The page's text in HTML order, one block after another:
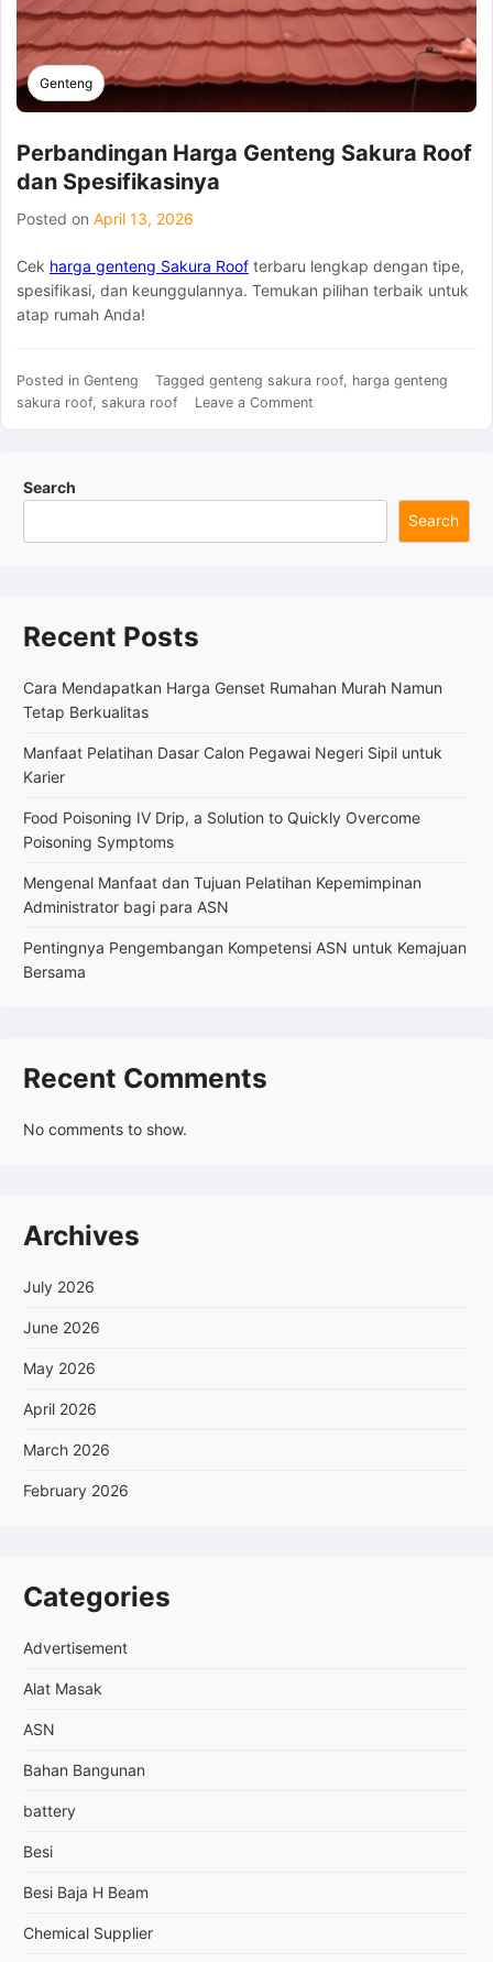
Genteng
Perbandingan Harga Genteng Sakura Roof
dan Spesifikasinya
Posted on April 13, 2026
Cek harga genteng Sakura Roof terbaru lengkap dengan tipe,
spesifikasi, dan keunggulannya. Temukan pilihan terbaik untuk
atap rumah Anda!
Posted in Genteng Tagged genteng sakura roof, harga genteng
sakura roof, sakura roof Leave a Comment
Search
Search
Recent Posts
Cara Mendapatkan Harga Genset Rumahan Murah Namun
Tetap Berkualitas
Manfaat Pelatihan Dasar Calon Pegawai Negeri Sipil untuk
Karier
Food Poisoning IV Drip, a Solution to Quickly Overcome
Poisoning Symptoms
Mengenal Manfaat dan Tujuan Pelatihan Kepemimpinan
Administrator bagi para ASN
Pentingnya Pengembangan Kompetensi ASN untuk Kemajuan
Bersama
Recent Comments
No comments to show.
Archives
July 2026
June 2026
May 2026
April 2026
March 2026
February 2026
Categories
Advertisement
Alat Masak
ASN
Bahan Bangunan
battery
Besi
Besi Baja H Beam
Chemical Supplier